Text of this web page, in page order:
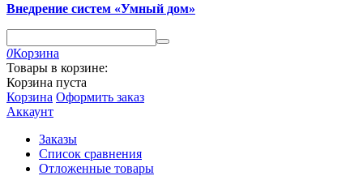
Внедрение систем «Умный дом»
0Корзина
Товары в корзине:
Корзина пуста
Корзина Оформить заказ
Аккаунт
Заказы
Список сравнения
Отложенные товары